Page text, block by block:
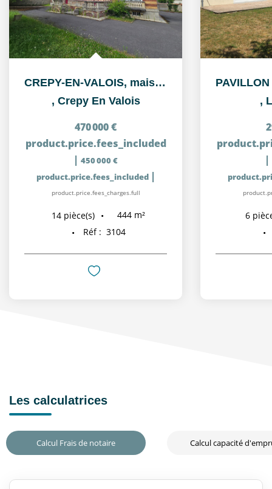
CREPY-EN-VALOIS, maison de Maître située près de la gare et...
, Crepy En Valois
470 000 €
product.price.fees_included
| 450 000 €
product.price.fees_included |
product.price.fees_charges.full
14 pièce(s) 444 m²
Réf : 3104
,
|
6
Les calculatrices
Calcul Frais de notaire Calcul capacité